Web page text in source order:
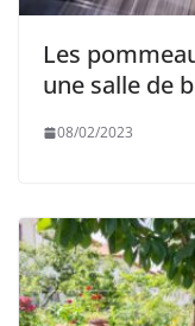
Les
une salle de
08/02/2023